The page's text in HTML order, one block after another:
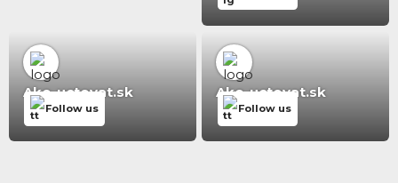
Ako-uctovat.sk
Follow us
Ako-uctovat.sk
Follow us